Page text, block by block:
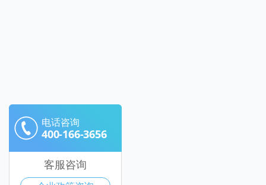
电话咨询
400-166-3656
客服咨询